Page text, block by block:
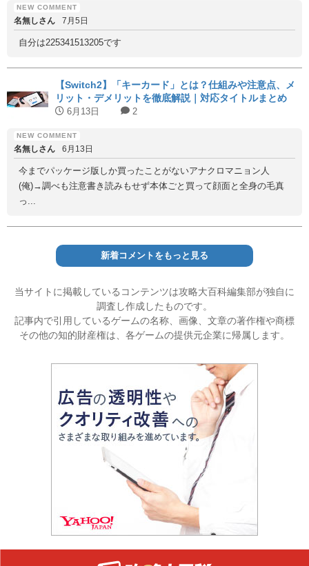
名無しさん 7月5日
自分は225341513205です
【Switch2】「キーカード」とは？仕組みや注意点、メ
リット・デメリットを徹底解説｜対応タイトルまとめ
6月13日 2
名無しさん 6月13日
今までパッケージ版しか買ったことがないアナクロマニョン人
(俺)→調べも注意書き読みもせず本体ごと買って顔面と全身の毛真
っ...
新着コメントをもっと見る
当サイトに掲載しているコンテンツは攻略大百科編集部が独自に
調査し作成したものです。
記事内で引用しているゲームの名称、画像、文章の著作権や商標
その他の知的財産権は、各ゲームの提供元企業に帰属します。